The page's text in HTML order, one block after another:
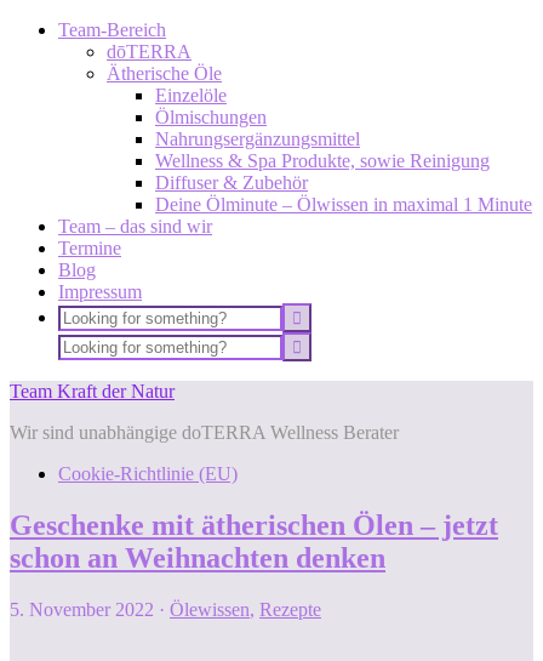
Team-Bereich
dōTERRA
Ätherische Öle
Einzelöle
Ölmischungen
Nahrungsergänzungsmittel
Wellness & Spa Produkte, sowie Reinigung
Diffuser & Zubehör
Deine Ölminute – Ölwissen in maximal 1 Minute
Team – das sind wir
Termine
Blog
Impressum
Team Kraft der Natur
Wir sind unabhängige doTERRA Wellness Berater
Cookie-Richtlinie (EU)
Geschenke mit ätherischen Ölen – jetzt
schon an Weihnachten denken
5. November 2022 · Ölewissen, Rezepte